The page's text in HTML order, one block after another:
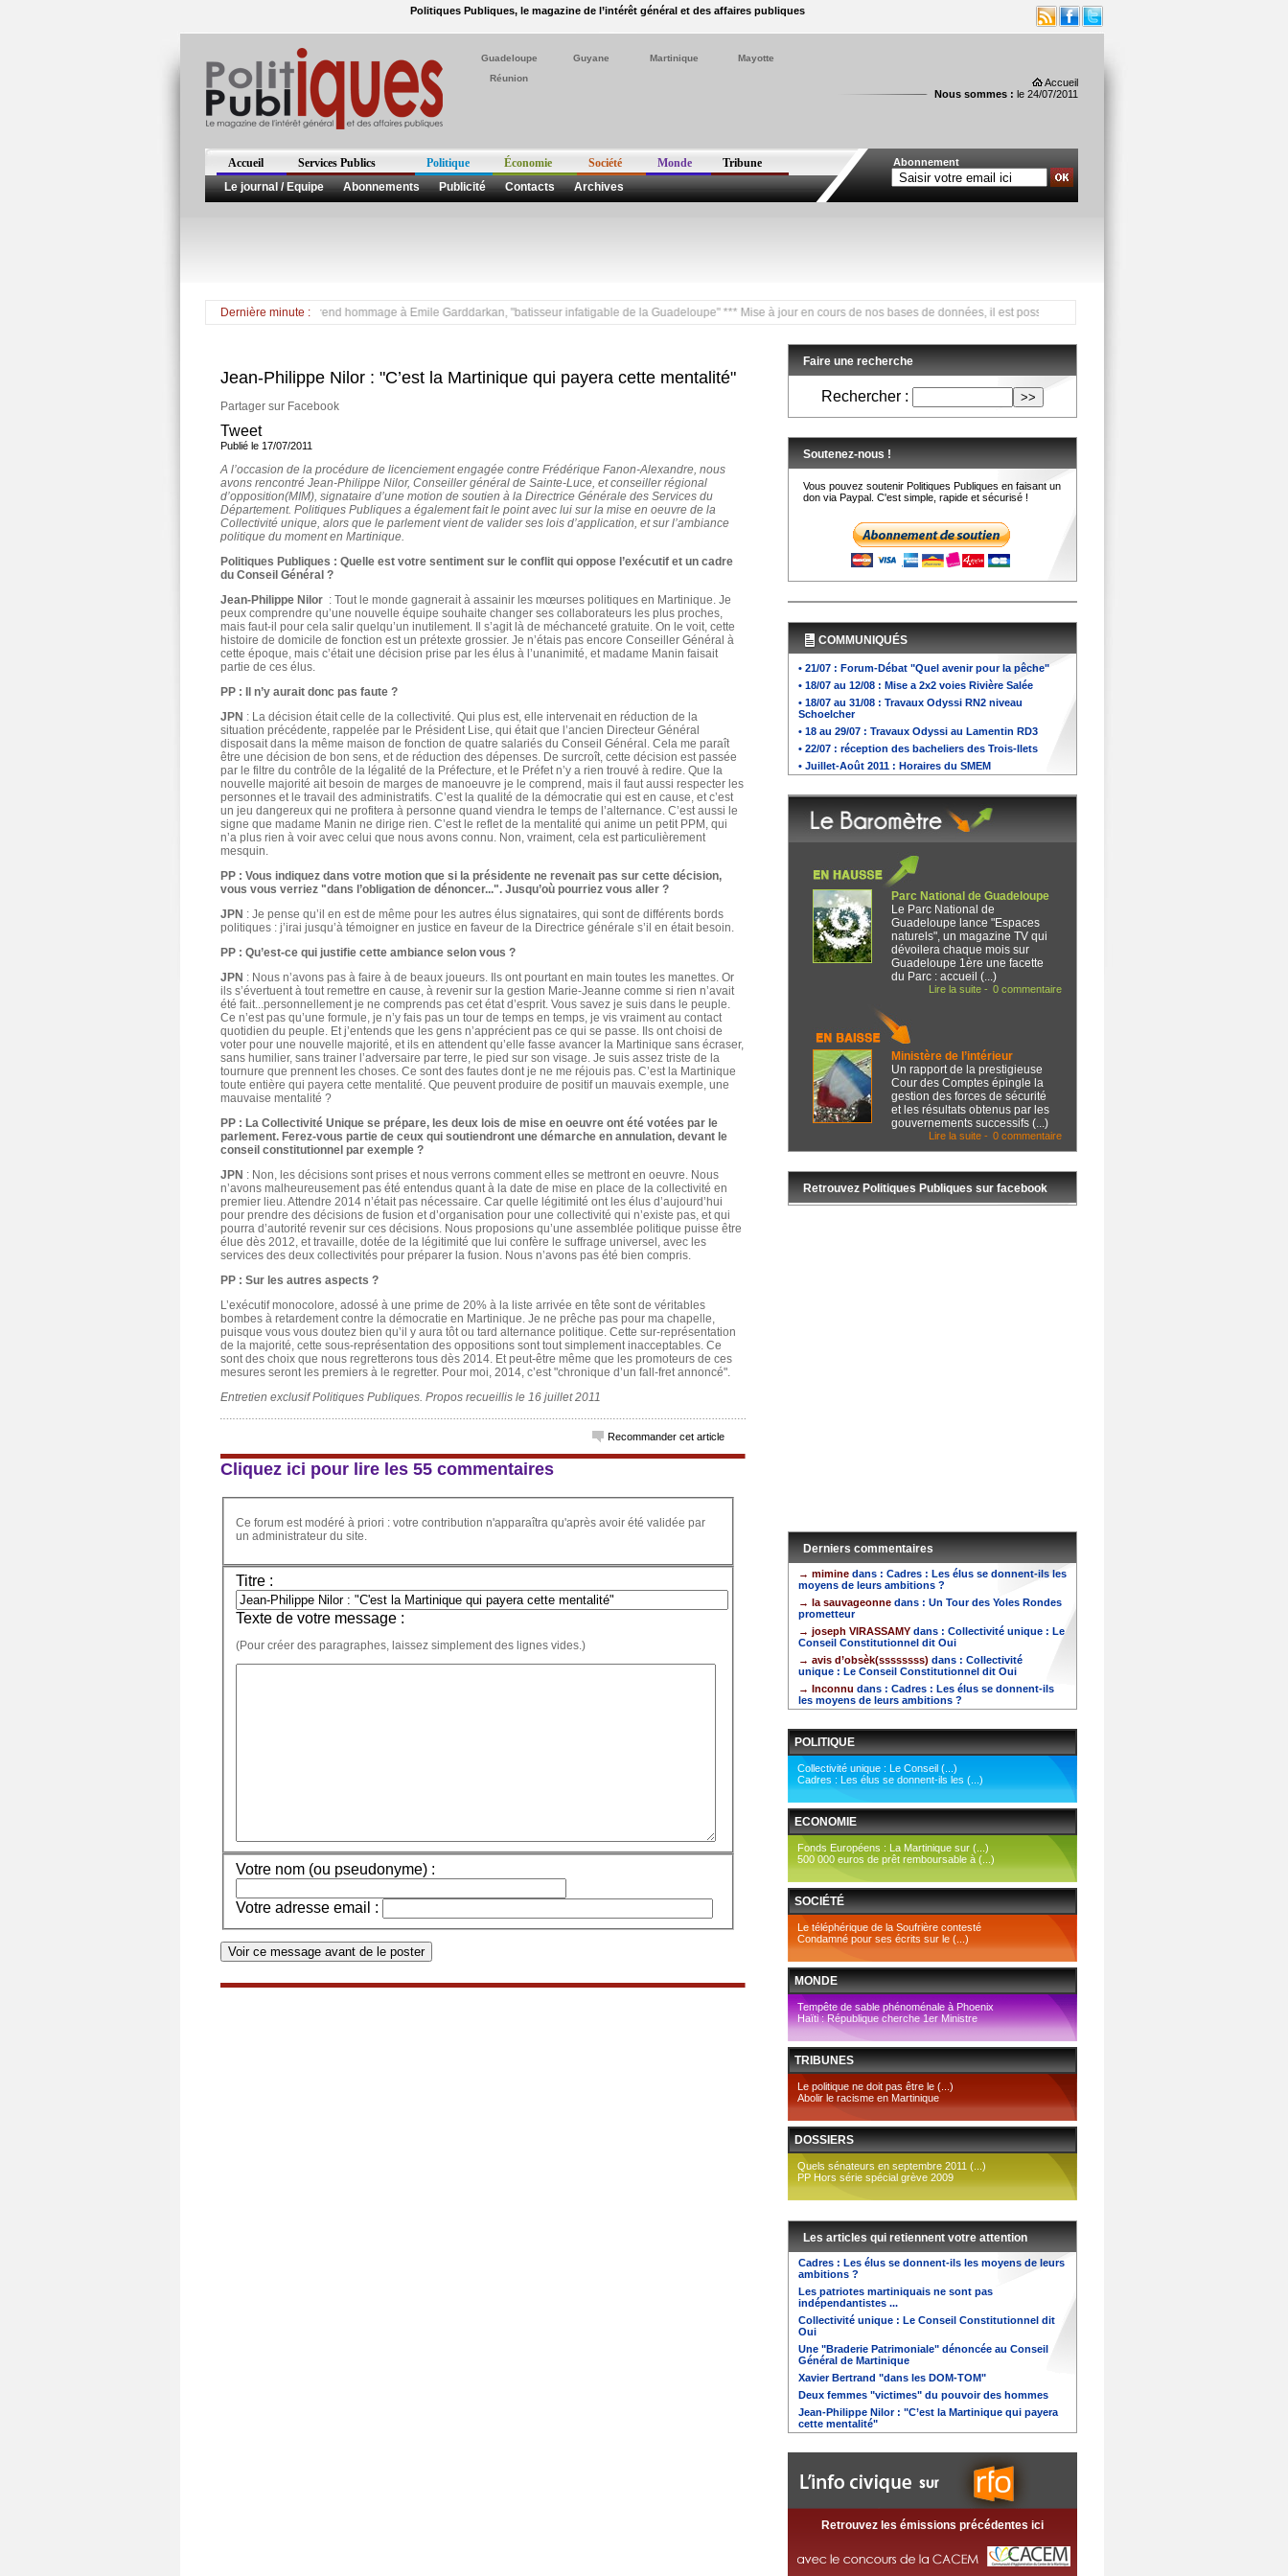
Politiques Publiques, le magazine de l’intérêt général et des affaires publiques
Accueil
Nous sommes : le 24/07/2011
Guadeloupe Guyane Martinique
Mayotte
Réunion
Abonnement
Accueil Services Publics Politique Économie Société Monde
Tribune
Le journal / Equipe
Abonnements Publicité Contacts Archives
Dernière minute :
Suite au décès de l'entrepreneur, Victorin Lurel rend hommage à Emile Garddarkan, "batisseur infatigable de la Guadeloupe" *** Mise à jour en cours de nos bases de données, il est possible que nos newsletters ne parviennent pas à
Jean-Philippe Nilor : "C’est la Martinique qui payera cette mentalité"
Partager sur Facebook
Tweet
Publié le 17/07/2011
A l’occasion de la procédure de licenciement engagée contre Frédérique Fanon-Alexandre, nous
avons rencontré Jean-Philippe Nilor, Conseiller général de Sainte-Luce, et conseiller régional
d’opposition(MIM), signataire d’une motion de soutien à la Directrice Générale des Services du
Département. Politiques Publiques a également fait le point avec lui sur la mise en oeuvre de la
Collectivité unique, alors que le parlement vient de valider ses lois d’application, et sur l’ambiance
politique du moment en Martinique.
Politiques Publiques : Quelle est votre sentiment sur le conflit qui oppose l’exécutif et un cadre
du Conseil Général ?
Jean-Philippe Nilor : Tout le monde gagnerait à assainir les mœurses politiques en Martinique. Je
peux comprendre qu’une nouvelle équipe souhaite changer ses collaborateurs les plus proches,
mais faut-il pour cela salir quelqu’un inutilement. Il s’agit là de méchanceté gratuite. On le voit, cette
histoire de domicile de fonction est un prétexte grossier. Je n’étais pas encore Conseiller Général à
cette époque, mais c’était une décision prise par les élus à l’unanimité, et madame Manin faisait
partie de ces élus.
PP : Il n’y aurait donc pas faute ?
JPN : La décision était celle de la collectivité. Qui plus est, elle intervenait en réduction de la
situation précédente, rappelée par le Président Lise, qui était que l’ancien Directeur Général
disposait dans la même maison de fonction de quatre salariés du Conseil Général. Cela me paraît
être une décision de bon sens, et de réduction des dépenses. De surcroît, cette décision est passée
par le filtre du contrôle de la légalité de la Préfecture, et le Préfet n’y a rien trouvé à redire. Que la
nouvelle majorité ait besoin de marges de manoeuvre je le comprend, mais il faut aussi respecter les
personnes et le travail des administratifs. C’est la qualité de la démocratie qui est en cause, et c’est
un jeu dangereux qui ne profitera à personne quand viendra le temps de l’alternance. C’est aussi le
signe que madame Manin ne dirige rien. C’est le reflet de la mentalité qui anime un petit PPM, qui
n’a plus rien à voir avec celui que nous avons connu. Non, vraiment, cela est particulièrement
mesquin.
PP : Vous indiquez dans votre motion que si la présidente ne revenait pas sur cette décision,
vous vous verriez "dans l’obligation de dénoncer...". Jusqu’où pourriez vous aller ?
JPN : Je pense qu’il en est de même pour les autres élus signataires, qui sont de différents bords
politiques : j’irai jusqu’à témoigner en justice en faveur de la Directrice générale s’il en était besoin.
PP : Qu’est-ce qui justifie cette ambiance selon vous ?
JPN : Nous n’avons pas à faire à de beaux joueurs. Ils ont pourtant en main toutes les manettes. Or
ils s’évertuent à tout remettre en cause, à revenir sur la gestion Marie-Jeanne comme si rien n’avait
été fait...personnellement je ne comprends pas cet état d’esprit. Vous savez je suis dans le peuple.
Ce n’est pas qu’une formule, je n’y fais pas un tour de temps en temps, je vis vraiment au contact
quotidien du peuple. Et j’entends que les gens n’apprécient pas ce qui se passe. Ils ont choisi de
voter pour une nouvelle majorité, et ils en attendent qu’elle fasse avancer la Martinique sans écraser,
sans humilier, sans trainer l’adversaire par terre, le pied sur son visage. Je suis assez triste de la
tournure que prennent les choses. Ce sont des fautes dont je ne me réjouis pas. C’est la Martinique
toute entière qui payera cette mentalité. Que peuvent produire de positif un mauvais exemple, une
mauvaise mentalité ?
PP : La Collectivité Unique se prépare, les deux lois de mise en oeuvre ont été votées par le
parlement. Ferez-vous partie de ceux qui soutiendront une démarche en annulation, devant le
conseil constitutionnel par exemple ?
JPN : Non, les décisions sont prises et nous verrons comment elles se mettront en oeuvre. Nous
n’avons malheureusement pas été entendus quant à la date de mise en place de la collectivité en
premier lieu. Attendre 2014 n’était pas nécessaire. Car quelle légitimité ont les élus d’aujourd’hui
pour prendre des décisions de fusion et d’organisation pour une collectivité qui n’existe pas, et qui
pourra d’autorité revenir sur ces décisions. Nous proposions qu’une assemblée politique puisse être
élue dès 2012, et travaille, dotée de la légitimité que lui confère le suffrage universel, avec les
services des deux collectivités pour préparer la fusion. Nous n’avons pas été bien compris.
PP : Sur les autres aspects ?
L’exécutif monocolore, adossé à une prime de 20% à la liste arrivée en tête sont de véritables
bombes à retardement contre la démocratie en Martinique. Je ne prêche pas pour ma chapelle,
puisque vous vous doutez bien qu’il y aura tôt ou tard alternance politique. Cette sur-représentation
de la majorité, cette sous-représentation des oppositions sont tout simplement inacceptables. Ce
sont des choix que nous regretterons tous dès 2014. Et peut-être même que les promoteurs de ces
mesures seront les premiers à le regretter. Pour moi, 2014, c’est "chronique d’un fall-fret annoncé".
Entretien exclusif Politiques Publiques. Propos recueillis le 16 juillet 2011
Recommander cet article
Cliquez ici pour lire les 55 commentaires
Ce forum est modéré à priori : votre contribution n'apparaîtra qu'après avoir été validée par
un administrateur du site.
Titre :
Texte de votre message :
(Pour créer des paragraphes, laissez simplement des lignes vides.)
Votre nom (ou pseudonyme) :
Votre adresse email :
Faire une recherche
Rechercher :
Soutenez-nous !
Vous pouvez soutenir Politiques Publiques en faisant un
don via Paypal. C'est simple, rapide et sécurisé !
COMMUNIQUÉS
• 21/07 : Forum-Débat "Quel avenir pour la pêche"
• 18/07 au 12/08 : Mise a 2x2 voies Rivière Salée
• 18/07 au 31/08 : Travaux Odyssi RN2 niveau
Schoelcher
• 18 au 29/07 : Travaux Odyssi au Lamentin RD3
• 22/07 : réception des bacheliers des Trois-Ilets
• Juillet-Août 2011 : Horaires du SMEM
Parc National de Guadeloupe
Le Parc National de
Guadeloupe lance "Espaces
naturels", un magazine TV qui
dévoilera chaque mois sur
Guadeloupe 1ère une facette
du Parc : accueil (...)
0 commentaire
Lire la suite -
Ministère de l’intérieur
Un rapport de la prestigieuse
Cour des Comptes épingle la
gestion des forces de sécurité
et les résultats obtenus par les
gouvernements successifs (...)
0 commentaire
Lire la suite -
Retrouvez Politiques Publiques sur facebook
Derniers commentaires
→ mimine dans : Cadres : Les élus se donnent-ils les
moyens de leurs ambitions ?
→ la sauvageonne dans : Un Tour des Yoles Rondes
prometteur
→ joseph VIRASSAMY dans : Collectivité unique : Le
Conseil Constitutionnel dit Oui
→ avis d’obsèk(ssssssss) dans : Collectivité
unique : Le Conseil Constitutionnel dit Oui
→ Inconnu dans : Cadres : Les élus se donnent-ils
les moyens de leurs ambitions ?
POLITIQUE
Collectivité unique : Le Conseil (...)
Cadres : Les élus se donnent-ils les (...)
ECONOMIE
Fonds Européens : La Martinique sur (...)
500 000 euros de prêt remboursable à (...)
SOCIÉTÉ
Le téléphérique de la Soufrière contesté
Condamné pour ses écrits sur le (...)
MONDE
Tempête de sable phénoménale à Phoenix
Haïti : République cherche 1er Ministre
TRIBUNES
Le politique ne doit pas être le (...)
Abolir le racisme en Martinique
DOSSIERS
Quels sénateurs en septembre 2011 (...)
PP Hors série spécial grève 2009
Les articles qui retiennent votre attention
Cadres : Les élus se donnent-ils les moyens de leurs
ambitions ?
Les patriotes martiniquais ne sont pas
indépendantistes ...
Collectivité unique : Le Conseil Constitutionnel dit
Oui
Une "Braderie Patrimoniale" dénoncée au Conseil
Général de Martinique
Xavier Bertrand "dans les DOM-TOM"
Deux femmes "victimes" du pouvoir des hommes
Jean-Philippe Nilor : "C’est la Martinique qui payera
cette mentalité"
Retrouvez les émissions précédentes ici